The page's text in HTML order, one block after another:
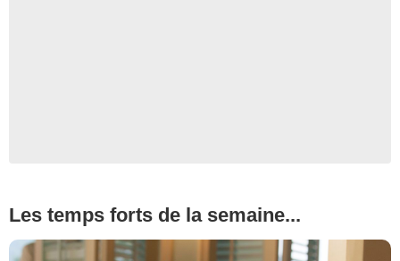
Les temps forts de la semaine...